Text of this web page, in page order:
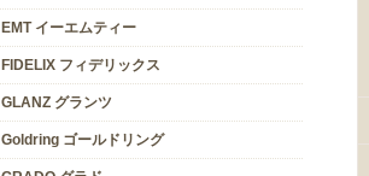
EMT イーエムティー
FIDELIX フィデリックス
GLANZ グランツ
Goldring ゴールドリング